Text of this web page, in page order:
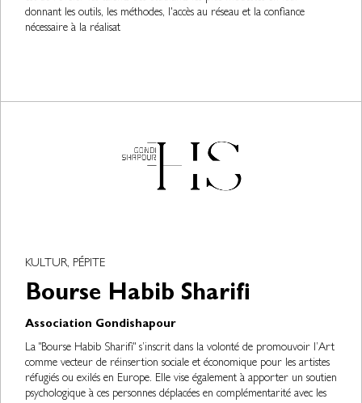
donnant les outils, les méthodes, l'accès au réseau et la confiance
nécessaire à la réalisat
KULTUR, PÉPITE
Bourse Habib Sharifi
Association Gondishapour
La "Bourse Habib Sharifi" s’inscrit dans la volonté de promouvoir l’Art
comme vecteur de réinsertion sociale et économique pour les artistes
réfugiés ou exilés en Europe. Elle vise également à apporter un soutien
psychologique à ces personnes déplacées en complémentarité avec les